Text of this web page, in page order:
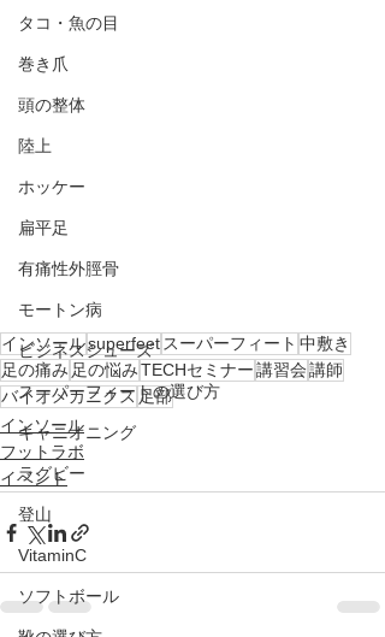
タコ・魚の目
巻き爪
頭の整体
陸上
ホッケー
扁平足
有痛性外脛骨
モートン病
ビジネスシューズ
スーパーフィートの選び方
キャニオニング
ラグビー
登山
VitaminC
ソフトボール
インソールsuperfeetスーパーフィート 中敷き
足の痛み 足の悩みTECHセミナー講習会講師
バイオメカニクス 足部
インソール
フットラボ
イベント